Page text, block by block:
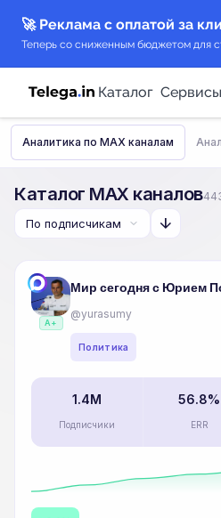
🚀 Реклама с оплатой за
Теперь со сниженным бюджетом для
Каталог Сервисы
Индекс читаемости
New
Индивидуальное
Аналитика Telegram
Аналитика по MAX каналам
Каталог MAX каналов
arrow_downward
A+
Мир сегодня с Юрием
@yurasumy
Политика
1.4M
Подписчики
56.8%
ERR